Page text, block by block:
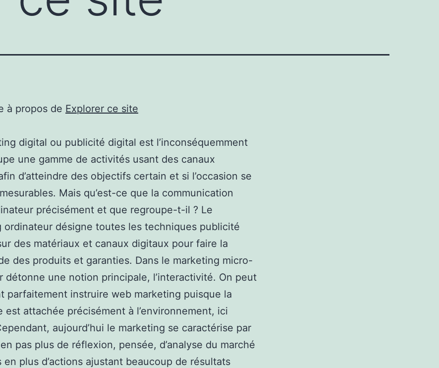
à propos de Explorer ce site
digital ou publicité digital est l’inconséquemment
une gamme de activités usant des canaux
d’atteindre des objectifs certain et si l’occasion se
Mais qu’est-ce que la communication
précisément et que regroupe-t-il ? Le
ordinateur désigne toutes les techniques publicité
des matériaux et canaux digitaux pour faire la
des produits et garanties. Dans le marketing micro-
détonne une notion principale, l’interactivité. On peut
parfaitement instruire web marketing puisque la
est attachée précisément à l’environnement, ici
aujourd’hui le marketing se caractérise par
pas plus de réflexion, pensée, d’analyse du marché
en plus d’actions ajustant beaucoup de résultats